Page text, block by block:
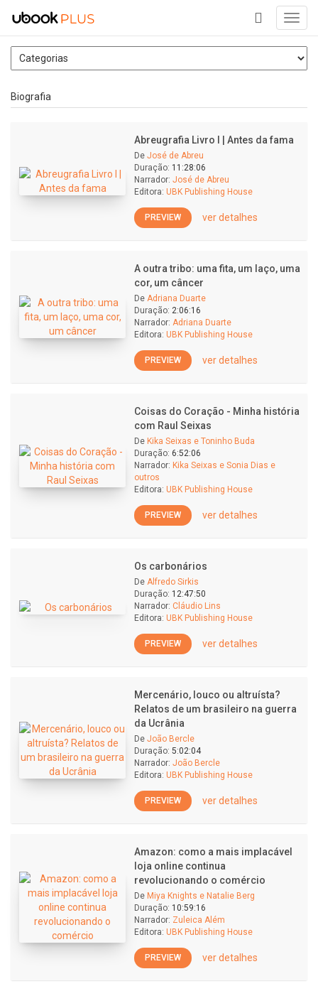
+
Biografia
Abreugrafia Livro I | Antes da fama
De José de Abreu
Duração: 11:28:06
Narrador: José de Abreu
Editora: UBK Publishing House
PREVIEW ver detalhes
A outra tribo: uma fita, um laço, uma
cor, um câncer
De Adriana Duarte
Duração: 2:06:16
Narrador: Adriana Duarte
Editora: UBK Publishing House
PREVIEW ver detalhes
Coisas do Coração - Minha história
com Raul Seixas
De Kika Seixas e Toninho Buda
Duração: 6:52:06
Narrador: Kika Seixas e Sonia Dias e
outros
Editora: UBK Publishing House
PREVIEW ver detalhes
Os carbonários
De Alfredo Sirkis
Duração: 12:47:50
Narrador: Cláudio Lins
Editora: UBK Publishing House
PREVIEW ver detalhes
Mercenário, louco ou altruísta?
Relatos de um brasileiro na guerra
da Ucrânia
De João Bercle
Duração: 5:02:04
Narrador: João Bercle
Editora: UBK Publishing House
PREVIEW ver detalhes
Amazon: como a mais implacável
loja online continua
revolucionando o comércio
De Miya Knights e Natalie Berg
Duração: 10:59:16
Narrador: Zuleica Além
Editora: UBK Publishing House
PREVIEW ver detalhes